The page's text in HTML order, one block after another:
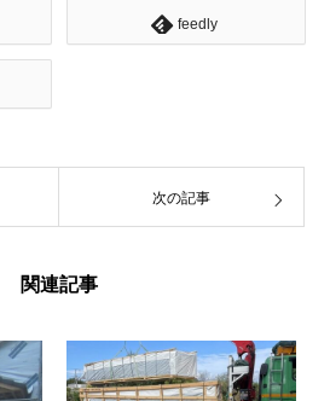
feedly
次の記事
関連記事